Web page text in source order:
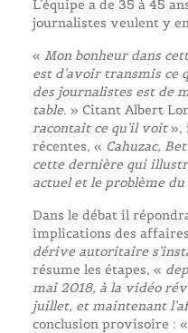
L’équipe a de 35 à 45
journalistes veulent y
« Mon bonheur dans
est d’avoir transmis ce
des journalistes est de
table. » Citant Albert
racontait ce qu’il voit »,
récentes, « Cahuzac,
cette dernière qui
actuel et le problème
Dans le débat il
implications des
dérive autoritaire
résume les étapes, «
mai 2018, à la vidéo
juillet, et maintenant
conclusion provisoire : «